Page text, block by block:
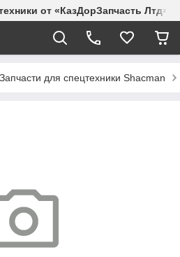
от «КазДорЗапчасть Лтд»
Запчасти для спецтехники Shacman